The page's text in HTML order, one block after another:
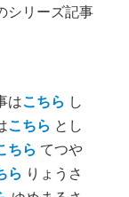
シリーズ記事
はこちら し
こちら とし
ちら てつや
ら りょうさ